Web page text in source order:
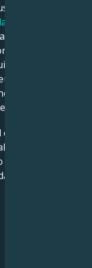
o planeta
a
Veja abaixo
Dreyfus para
intelecto,
desperta as
sua sorte.
do
carisma,
amorosa de